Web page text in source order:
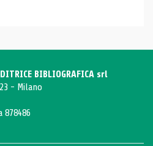
BIBLIOGRAFICA srl
- Milano
878486